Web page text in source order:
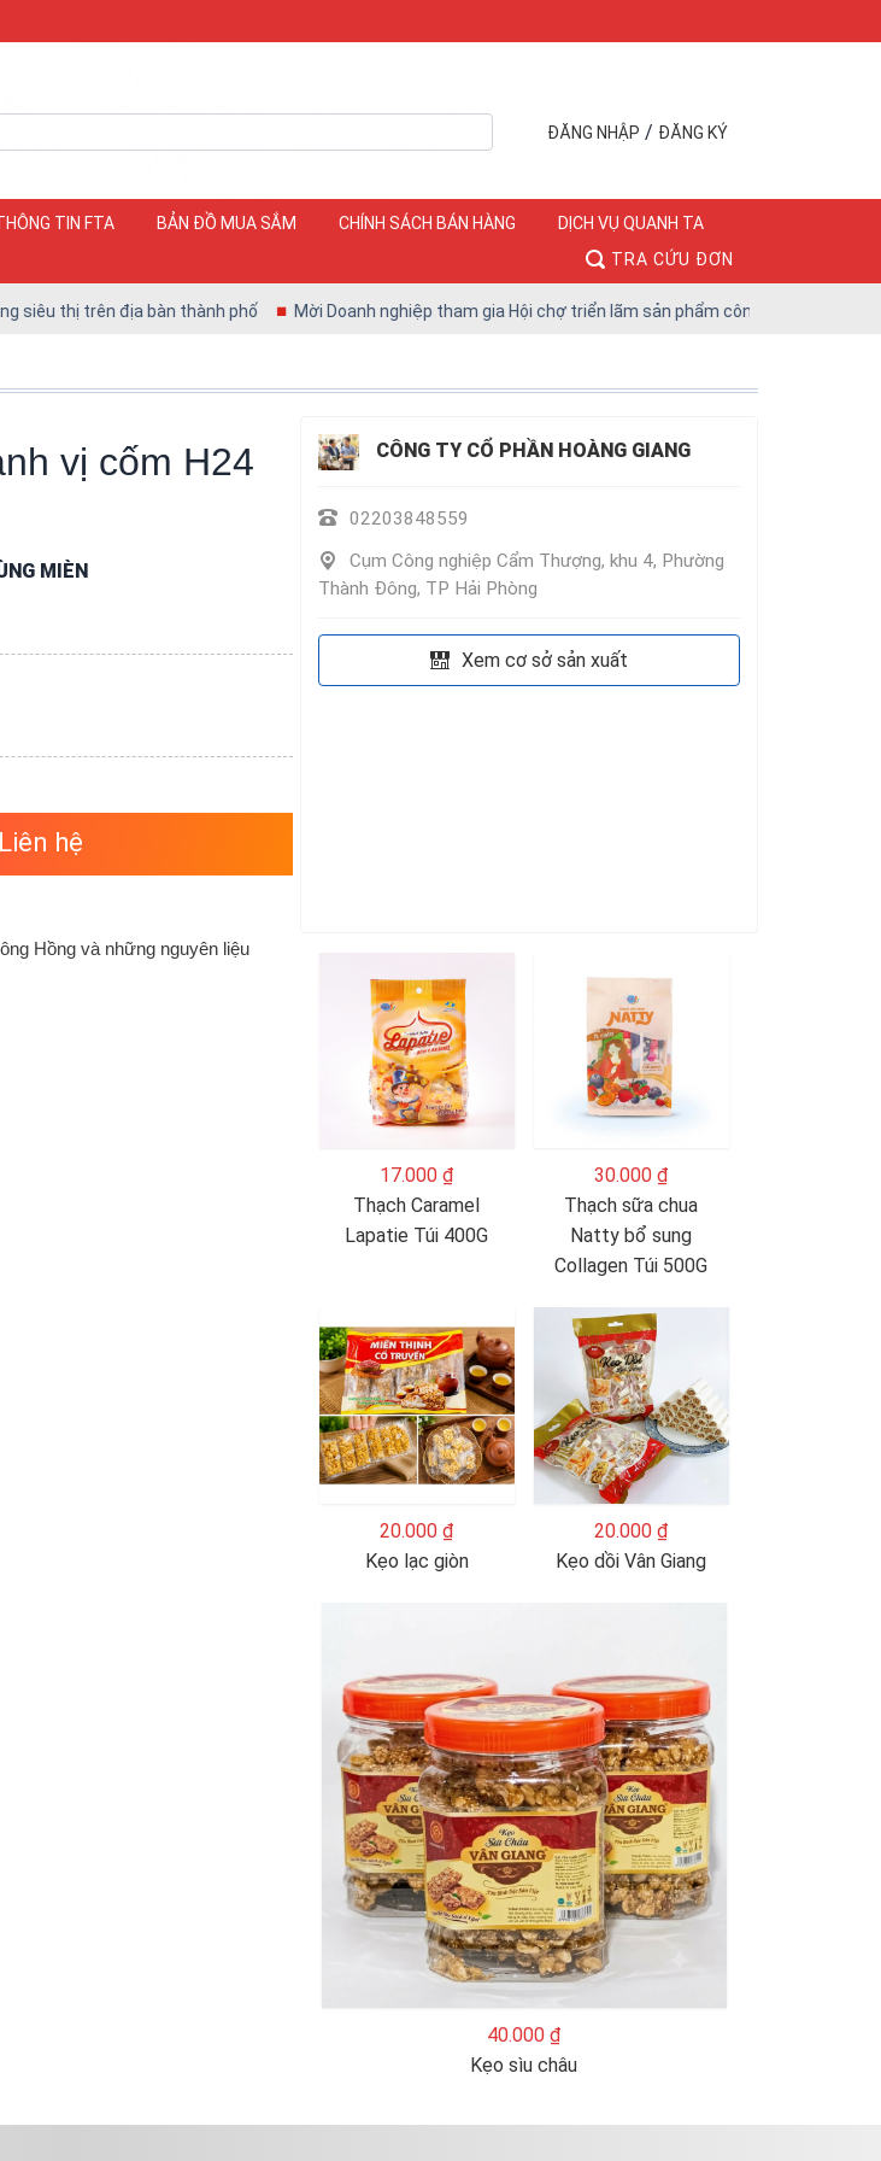
ĐĂNG NHẬP / ĐĂNG KÝ
TIN FTA BẢN ĐỒ MUA SẮM CHÍNH SÁCH BÁN HÀNG
DỊCH VỤ QUANH TA
TRA CỨU ĐƠN
thị trên địa bàn thành phố Mời Doanh nghiệp tham gia Hội chợ triển lãm sản phẩm công nghiệp Hà Nội năm
vị cốm H24
MIÈN
Liên hệ
CÔNG TY CỔ PHẦN HOÀNG GIANG
02203848559
Cụm Công nghiệp Cẩm Thượng, khu 4, Phường
Thành Đông, TP Hải Phòng
Xem cơ sở sản xuất
Hồng và những nguyên liệu
17.000 ₫
Thạch Caramel
Lapatie Túi 400G
30.000 ₫
Thạch sữa chua
Natty bổ sung
Collagen Túi 500G
20.000 ₫
Kẹo lạc giòn
20.000 ₫
Kẹo dồi Vân Giang
40.000 ₫
Kẹo sìu châu